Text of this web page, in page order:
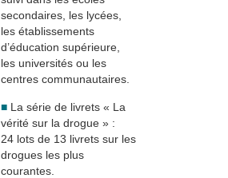
secondaires, les lycées,
les établissements
d’éducation supérieure,
les universités ou les
centres communautaires.
■ La série de livrets « La
vérité sur la drogue » :
24 lots de 13 livrets sur les
drogues les plus
courantes.